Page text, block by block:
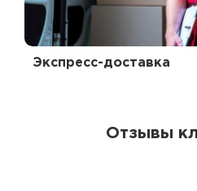
Экспресс-доставка
Отзывы